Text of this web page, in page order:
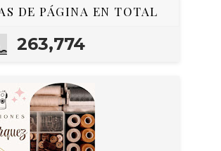
DE PÁGINA EN TOTAL
263,774